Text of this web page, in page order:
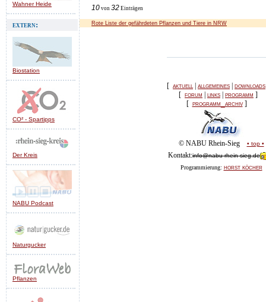
Wahner Heide
extern:
Biostation
CO² - Spartipps
Der Kreis
NABU Podcast
Naturgucker
Pflanzen
10 von 32 Einträgen
Rote Liste der gefährdeten Pflanzen und Tiere in NRW
[ aktuell| allgemeines downloads
[ forum links programm ]
[ programm_archiv ]
© NABU Rhein-Sieg • top •
Kontakt:info@nabu-rhein-sieg.de
Programmierung: horst köcher